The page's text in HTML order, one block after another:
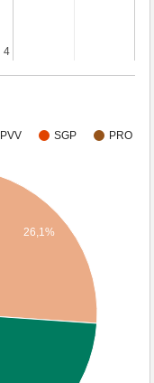
4
4
PVV SGP
PRO
26,1%